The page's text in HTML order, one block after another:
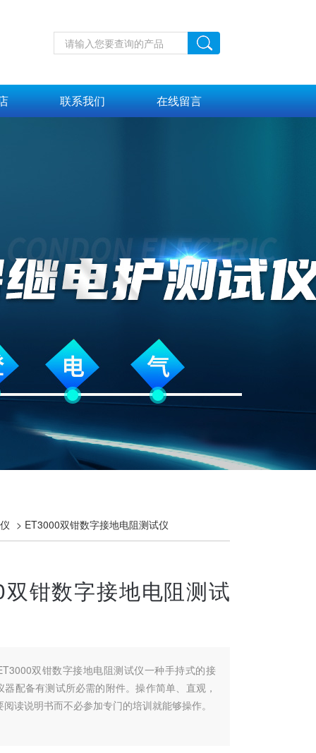
联系我们 在线留言
> ET3000双钳数字接地电阻测试仪
双钳数字接地电阻测试
双钳数字接地电阻测试仪一种手持式的接
器配备有测试所必需的附件。操作简单、直观，
读说明书而不必参加专门的培训就能够操作。